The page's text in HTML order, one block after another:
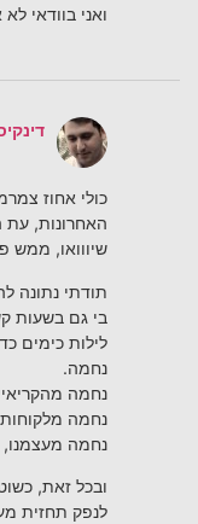
ואני בוודאי
כולי אחוז
שיווואו, ממש
תודתי נתונה
בי גם בשעות
לילות כימים
נחמה.
נחמה
נחמה מלקוחות
נחמה מעצמנו,
ובכל זאת,
לנפק תחזית